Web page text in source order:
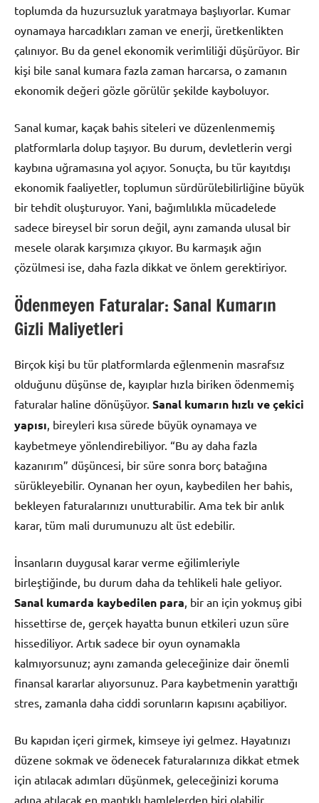
toplumda da huzursuzluk yaratmaya başlıyorlar. Kumar
oynamaya harcadıkları zaman ve enerji, üretkenlikten
çalınıyor. Bu da genel ekonomik verimliliği düşürüyor. Bir
kişi bile sanal kumara fazla zaman harcarsa, o zamanın
ekonomik değeri gözle görülür şekilde kayboluyor.
Sanal kumar, kaçak bahis siteleri ve düzenlenmemiş
platformlarla dolup taşıyor. Bu durum, devletlerin vergi
kaybına uğramasına yol açıyor. Sonuçta, bu tür kayıtdışı
ekonomik faaliyetler, toplumun sürdürülebilirliğine büyük
bir tehdit oluşturuyor. Yani, bağımlılıkla mücadelede
sadece bireysel bir sorun değil, aynı zamanda ulusal bir
mesele olarak karşımıza çıkıyor. Bu karmaşık ağın
çözülmesi ise, daha fazla dikkat ve önlem gerektiriyor.
Ödenmeyen Faturalar: Sanal Kumarın
Gizli Maliyetleri
Birçok kişi bu tür platformlarda eğlenmenin masrafsız
olduğunu düşünse de, kayıplar hızla biriken ödenmemiş
faturalar haline dönüşüyor. Sanal kumarın hızlı ve çekici
yapısı, bireyleri kısa sürede büyük oynamaya ve
kaybetmeye yönlendirebiliyor. “Bu ay daha fazla
kazanırım” düşüncesi, bir süre sonra borç batağına
sürükleyebilir. Oynanan her oyun, kaybedilen her bahis,
bekleyen faturalarınızı unutturabilir. Ama tek bir anlık
karar, tüm mali durumunuzu alt üst edebilir.
İnsanların duygusal karar verme eğilimleriyle
birleştiğinde, bu durum daha da tehlikeli hale geliyor.
Sanal kumarda kaybedilen para, bir an için yokmuş gibi
hissettirse de, gerçek hayatta bunun etkileri uzun süre
hissediliyor. Artık sadece bir oyun oynamakla
kalmıyorsunuz; aynı zamanda geleceğinize dair önemli
finansal kararlar alıyorsunuz. Para kaybetmenin yarattığı
stres, zamanla daha ciddi sorunların kapısını açabiliyor.
Bu kapıdan içeri girmek, kimseye iyi gelmez. Hayatınızı
düzene sokmak ve ödenecek faturalarınıza dikkat etmek
için atılacak adımları düşünmek, geleceğinizi koruma
adına atılacak en mantıklı hamlelerden biri olabilir.